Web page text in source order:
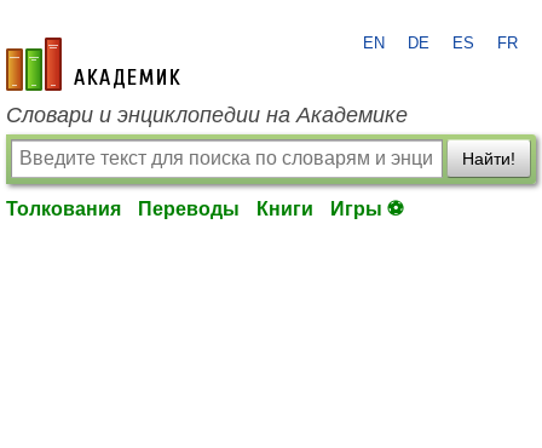
academic.ru
EN DE ES FR
Словари и энциклопедии на Академике
Найти!
Толкования Переводы Книги Игры ⚽